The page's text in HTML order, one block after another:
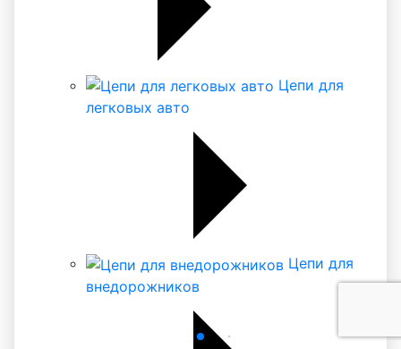
Цепи для
легковых авто
Цепи для
внедорожников